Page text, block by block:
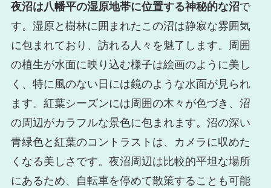
夜沼は八幡平の湿原地帯に位置する神秘的な沼で
す。湿原と樹林に囲まれたこの沼は静寂な雰囲気
に包まれており、訪れる人々を魅了します。周囲
の植生が水面に映り込む様子は絵画のように美し
く、特に風のない日には鏡のような水面が見られ
ます。紅葉シーズンには周囲の木々が色づき、沼
の周辺がカラフルな景色に包まれます。沼の深い
青緑色と紅葉のコントラストは、カメラに収めた
くなる美しさです。夜沼周辺は比較的平坦な場所
にあるため、自転車を停めて散策することも可能